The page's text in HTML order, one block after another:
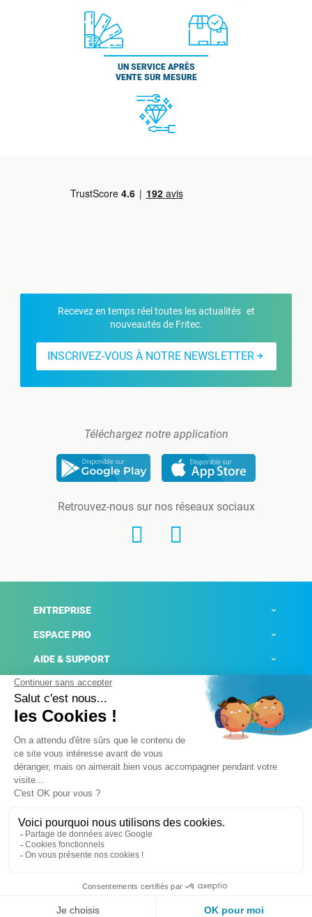
UN SERVICE APRÈS
VENTE SUR MESURE
Recevez en temps réel toutes les actualités et
nouveautés de Fritec.
INSCRIVEZ-VOUS À NOTRE NEWSLETTER
Téléchargez notre application
Retrouvez-nous sur nos réseaux sociaux
ENTREPRISE
ESPACE PRO
AIDE & SUPPORT
ACTUALITÉS
Mentions légales
Conditions générales de ventes
Plateforme de signalement